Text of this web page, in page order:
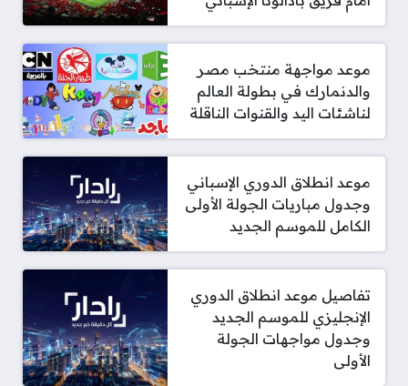
موعد مواجهة منتخب مصر
والدنمارك في بطولة العالم
لناشئات اليد والقنوات الناقلة
موعد انطلاق الدوري الإسباني
وجدول مباريات الجولة الأولى
الكامل للموسم الجديد
تفاصيل موعد انطلاق الدوري
الإنجليزي للموسم الجديد
وجدول مواجهات الجولة
الأولى